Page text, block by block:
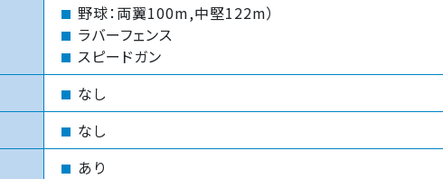
野球：両翼100m,中堅122m）
ラバーフェンス
スピードガン
なし
なし
あり